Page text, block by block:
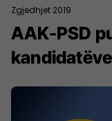
Zgjedhjet 2019
AAK-PSD